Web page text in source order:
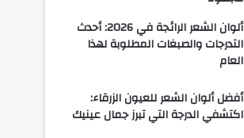
ألوان الشعر الرائجة في 2026: أحدث
التدرجات والصبغات المطلوبة لهذا
العام
أفضل ألوان الشعر للعيون الزرقاء:
اكتشفي الدرجة التي تبرز جمال عينيك